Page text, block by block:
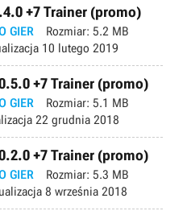
+7 Trainer (promo)
GIER Rozmiar: 5.2 MB
10 lutego 2019
+7 Trainer (promo)
GIER Rozmiar: 5.1 MB
22 grudnia 2018
+7 Trainer (promo)
GIER Rozmiar: 5.3 MB
8 września 2018